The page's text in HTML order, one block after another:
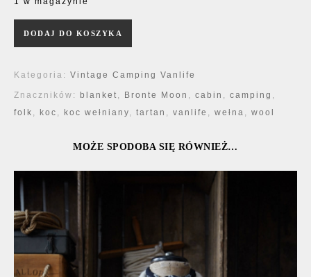
DODAJ DO KOSZYKA
Kategoria: Vintage Camping Vanlife
Znaczników: blanket, Bronte Moon , cabin , camping ,
folk , koc , koc wełniany, tartan , vanlife , wełna , wool
MOŻE SPODOBA SIĘ RÓWNIEŻ…